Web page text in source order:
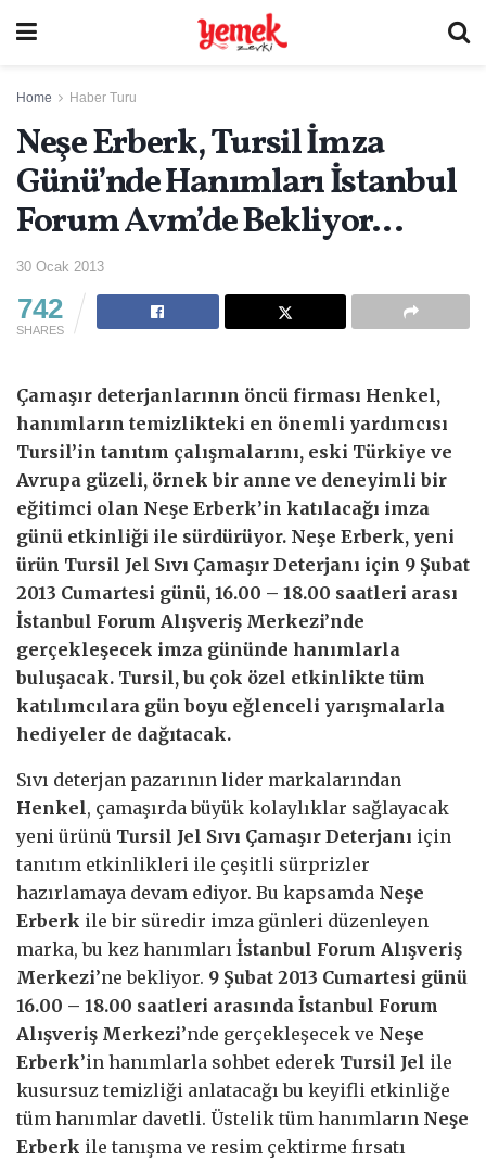
Home Haber Turu
Neşe Erberk, Tursil İmza
Günü’nde Hanımları İstanbul
Forum Avm’de Bekliyor…
30 Ocak 2013
742
SHARES
Çamaşır deterjanlarının öncü firması Henkel,
hanımların temizlikteki en önemli yardımcısı
Tursil’in tanıtım çalışmalarını, eski Türkiye ve
Avrupa güzeli, örnek bir anne ve deneyimli bir
eğitimci olan Neşe Erberk’in katılacağı imza
günü etkinliği ile sürdürüyor. Neşe Erberk, yeni
ürün Tursil Jel Sıvı Çamaşır Deterjanı için 9 Şubat
2013 Cumartesi günü, 16.00 – 18.00 saatleri arası
İstanbul Forum Alışveriş Merkezi’nde
gerçekleşecek imza gününde hanımlarla
buluşacak. Tursil, bu çok özel etkinlikte tüm
katılımcılara gün boyu eğlenceli yarışmalarla
hediyeler de dağıtacak.
Sıvı deterjan pazarının lider markalarından
Henkel, çamaşırda büyük kolaylıklar sağlayacak
yeni ürünü Tursil Jel Sıvı Çamaşır Deterjanı için
tanıtım etkinlikleri ile çeşitli sürprizler
hazırlamaya devam ediyor. Bu kapsamda Neşe
Erberk ile bir süredir imza günleri düzenleyen
marka, bu kez hanımları İstanbul Forum Alışveriş
Merkezi’ne bekliyor. 9 Şubat 2013 Cumartesi günü
16.00 – 18.00 saatleri arasında İstanbul Forum
Alışveriş Merkezi’nde gerçekleşecek ve Neşe
Erberk’in hanımlarla sohbet ederek Tursil Jel ile
kusursuz temizliği anlatacağı bu keyifli etkinliğe
tüm hanımlar davetli. Üstelik tüm hanımların Neşe
Erberk ile tanışma ve resim çektirme fırsatı